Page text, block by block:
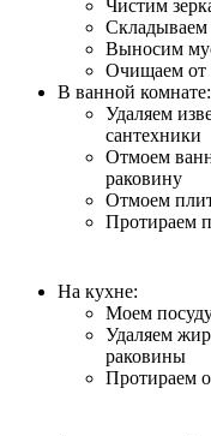
Чистим
Складываем
Выносим
Очищаем от
В ванной комнате:
Удаляем
сантехники
Отмоем
раковину
Отмоем
Протираем
На кухне:
Моем
Удаляем
раковины
Протираем